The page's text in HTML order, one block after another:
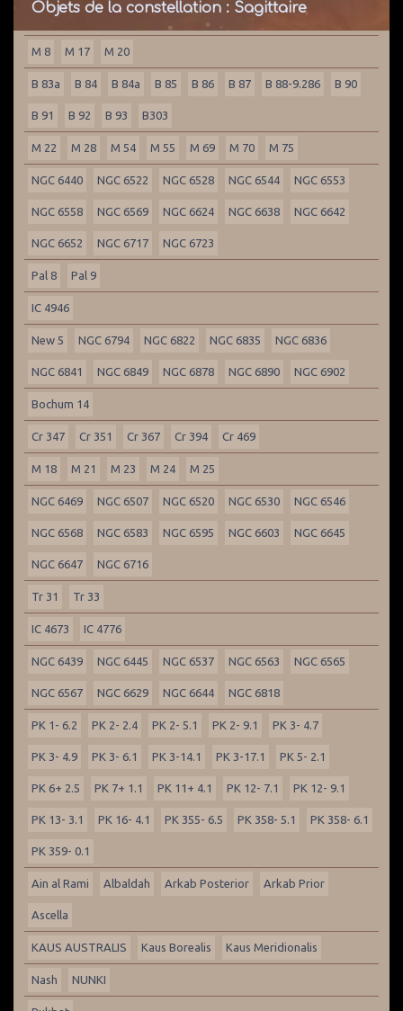
Objets de la constellation : Sagittaire
M 8 M 17 M 20
B 83a B 84 B 84a B 85 B 86 B 87 B 88-9.286 B 90
B 91 B 92 B 93 B303
M 22 M 28 M 54 M 55 M 69 M 70 M 75
NGC 6440 NGC 6522 NGC 6528 NGC 6544 NGC 6553
NGC 6558 NGC 6569 NGC 6624 NGC 6638 NGC 6642
NGC 6652 NGC 6717 NGC 6723
Pal 8 Pal 9
IC 4946
New 5 NGC 6794 NGC 6822 NGC 6835 NGC 6836
NGC 6841 NGC 6849 NGC 6878 NGC 6890 NGC 6902
Bochum 14
Cr 347 Cr 351 Cr 367 Cr 394 Cr 469
M 18 M 21 M 23 M 24 M 25
NGC 6469 NGC 6507 NGC 6520 NGC 6530 NGC 6546
NGC 6568 NGC 6583 NGC 6595 NGC 6603 NGC 6645
NGC 6647 NGC 6716
Tr 31 Tr 33
IC 4673 IC 4776
NGC 6439 NGC 6445 NGC 6537 NGC 6563 NGC 6565
NGC 6567 NGC 6629 NGC 6644 NGC 6818
PK 1- 6.2 PK 2- 2.4 PK 2- 5.1 PK 2- 9.1 PK 3- 4.7
PK 3- 4.9 PK 3- 6.1 PK 3-14.1 PK 3-17.1 PK 5- 2.1
PK 6+ 2.5 PK 7+ 1.1 PK 11+ 4.1 PK 12- 7.1 PK 12- 9.1
PK 13- 3.1 PK 16- 4.1 PK 355- 6.5 PK 358- 5.1 PK 358- 6.1
PK 359- 0.1
Ain al Rami Albaldah Arkab Posterior Arkab Prior
Ascella
KAUS AUSTRALIS Kaus Borealis Kaus Meridionalis
Nash NUNKI